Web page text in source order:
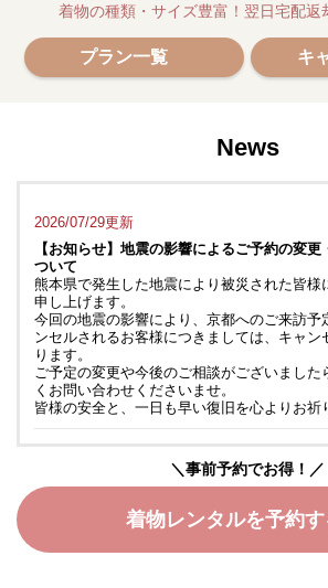
着物の種類・サイズ豊富！翌日宅配返
プラン一覧 キ
News
2026/07/29更新
【お知らせ】地震の影響によるご予約の変
ついて
熊本県で発生した地震により被災された皆様
申し上げます。
今回の地震の影響により、京都へのご来訪予
ンセルされるお客様につきましては、キャン
ります。
ご予定の変更や今後のご相談がございました
くお問い合わせくださいませ。
皆様の安全と、一日も早い復旧を心よりお祈
＼事前予約でお得！／
着物レンタルを予約す